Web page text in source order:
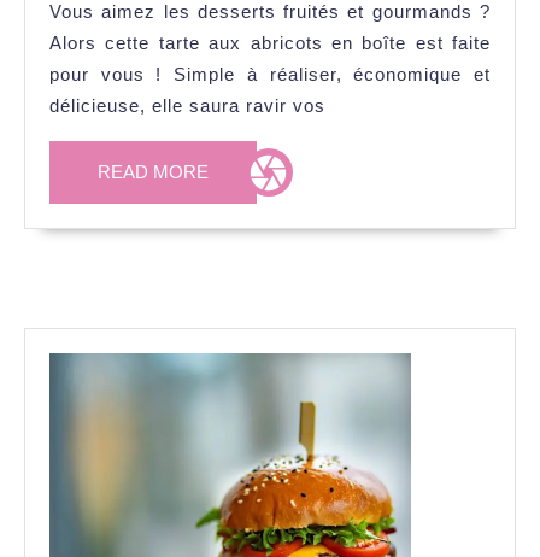
boîte
:
un
fruité
à
savourer
Vous aimez les desserts fruités et gourmands ?
Alors cette tarte aux abricots en boîte est faite
pour vous ! Simple à réaliser, économique et
délicieuse, elle saura ravir vos
READ MORE READ
MORE